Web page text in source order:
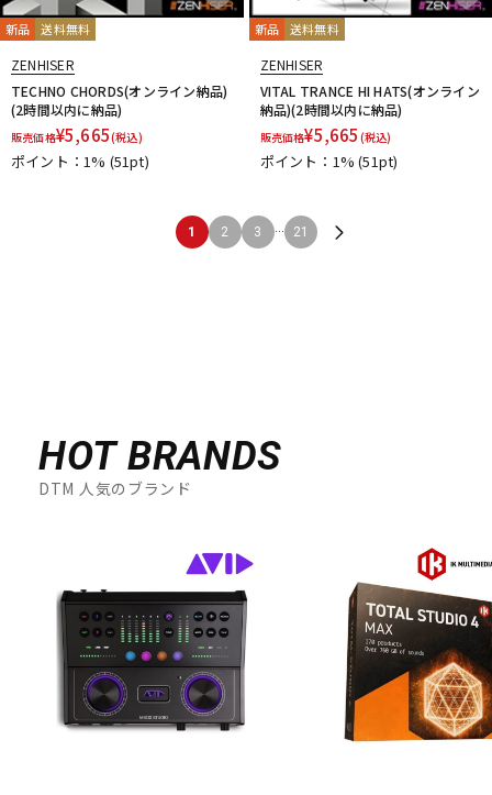
新品 送料無料
ZENHISER
TECHNO CHORDS(オンライン納品)
(2時間以内に納品)
販売価格¥5,665(税込)
ポイント：1% (51pt)
新品 送料無料
ZENHISER
VITAL TRANCE HI HATS(オンライン
納品)(2時間以内に納品)
販売価格¥5,665 (税込)
ポイント：1%(51pt)
1 2 3 ... 21
HOT BRANDS
DTM 人気のブランド